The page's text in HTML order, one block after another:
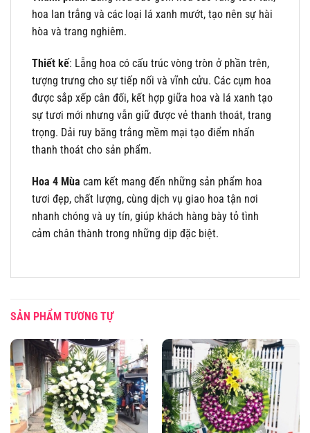
hoa lan trắng và các loại lá xanh mướt, tạo nên sự hài
hòa và trang nghiêm.
Thiết kế: Lẵng hoa có cấu trúc vòng tròn ở phần trên,
tượng trưng cho sự tiếp nối và vĩnh cửu. Các cụm hoa
được sắp xếp cân đối, kết hợp giữa hoa và lá xanh tạo
sự tươi mới nhưng vẫn giữ được vẻ thanh thoát, trang
trọng. Dải ruy băng trắng mềm mại tạo điểm nhấn
thanh thoát cho sản phẩm.
Hoa 4 Mùa cam kết mang đến những sản phẩm hoa
tươi đẹp, chất lượng, cùng dịch vụ giao hoa tận nơi
nhanh chóng và uy tín, giúp khách hàng bày tỏ tình
cảm chân thành trong những dịp đặc biệt.
SẢN PHẨM TƯƠNG TỰ